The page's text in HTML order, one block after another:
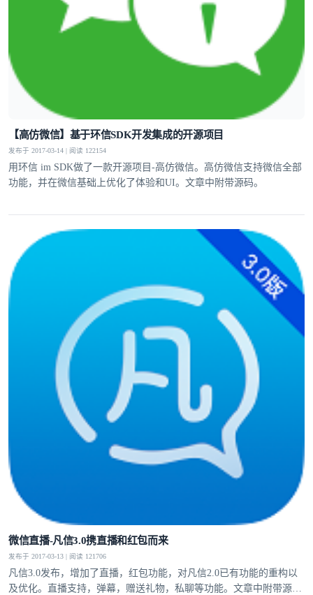
【高仿微信】基于环信SDK开发集成的开源项目
发布于 2017-03-14 | 阅读 122154
用环信 im SDK做了一款开源项目-高仿微信。高仿微信支持微信全部
功能，并在微信基础上优化了体验和UI。文章中附带源码。
微信直播-凡信3.0携直播和红包而来
发布于 2017-03-13 | 阅读 121706
凡信3.0发布，增加了直播，红包功能，对凡信2.0已有功能的重构以
及优化。直播支持，弹幕，赠送礼物，私聊等功能。文章中附带源